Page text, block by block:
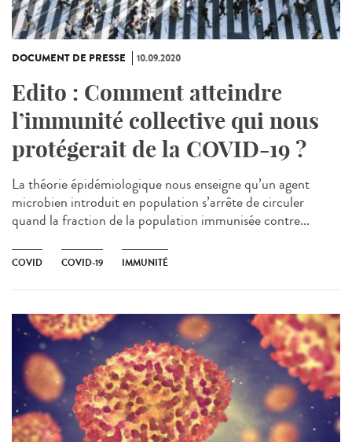
DOCUMENT DE PRESSE 10.09.2020
Edito : Comment atteindre
l’immunité collective qui nous
protégerait de la COVID-19 ?
La théorie épidémiologique nous enseigne qu’un agent
microbien introduit en population s’arrête de circuler
quand la fraction de la population immunisée contre...
COVID COVID-19 IMMUNITÉ